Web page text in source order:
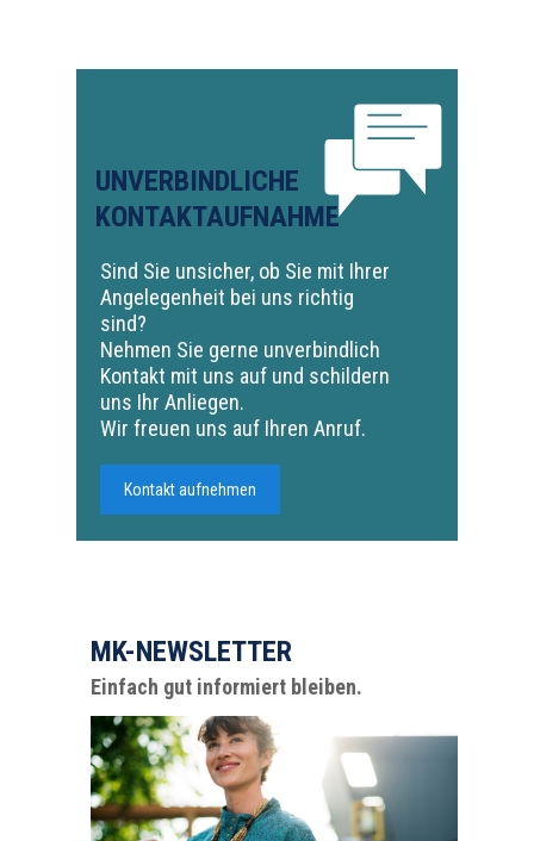
UNVERBINDLICHE
KONTAKTAUFNAHME
Sind Sie unsicher, ob Sie mit Ihrer
Angelegenheit bei uns richtig
sind?
Nehmen Sie gerne unverbindlich
Kontakt mit uns auf und schildern
uns Ihr Anliegen.
Wir freuen uns auf Ihren Anruf.
Kontakt aufnehmen
MK-NEWSLETTER
Einfach gut informiert bleiben.